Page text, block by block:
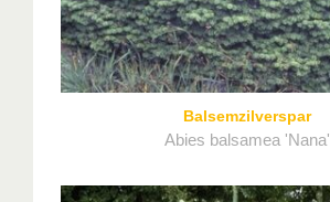
Balsemzilverspar
Abies balsamea 'Nana'